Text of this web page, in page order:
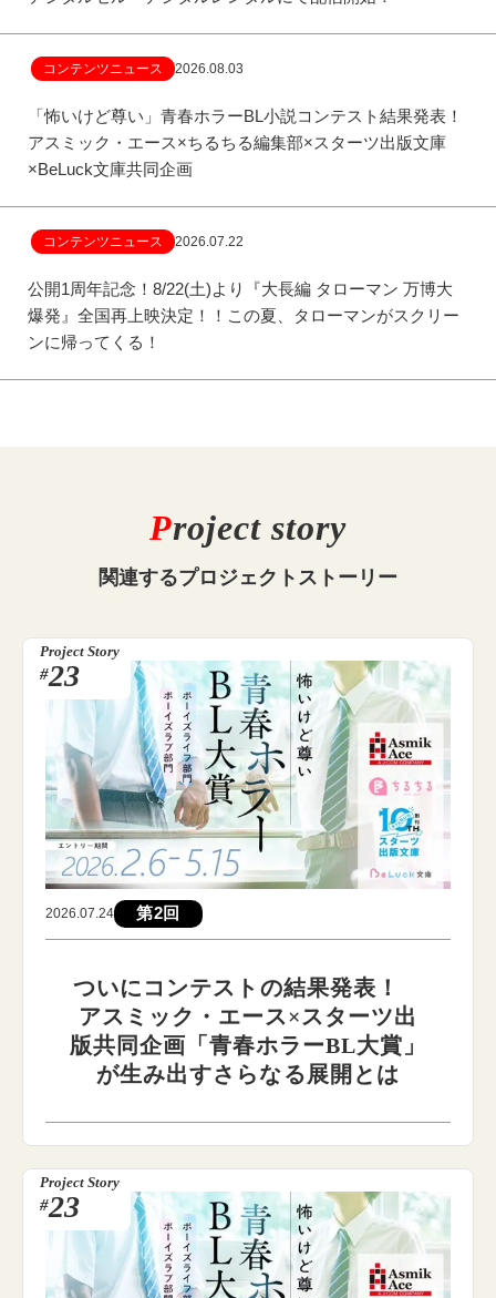
コンテンツニュース 2026.08.03
「怖いけど尊い」青春ホラーBL小説コンテスト結果発表！
アスミック・エース×ちるちる編集部×スターツ出版文庫
×BeLuck文庫共同企画
コンテンツニュース 2026.07.22
公開1周年記念！8/22(土)より『大長編 タローマン 万博大
爆発』全国再上映決定！！この夏、タローマンがスクリー
ンに帰ってくる！
Project story
関連するプロジェクトストーリー
Project Story
#23
2026.07.24 第2回
ついにコンテストの結果発表！
アスミック・エース×スターツ出
版共同企画「青春ホラーBL大賞」
が生み出すさらなる展開とは
Project Story
#23